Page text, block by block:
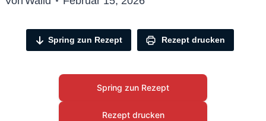
Spring zun Rezept Rezept drucken
Spring zun Rezept
Rezept drucken